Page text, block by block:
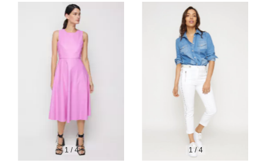
1 /4 1 /4